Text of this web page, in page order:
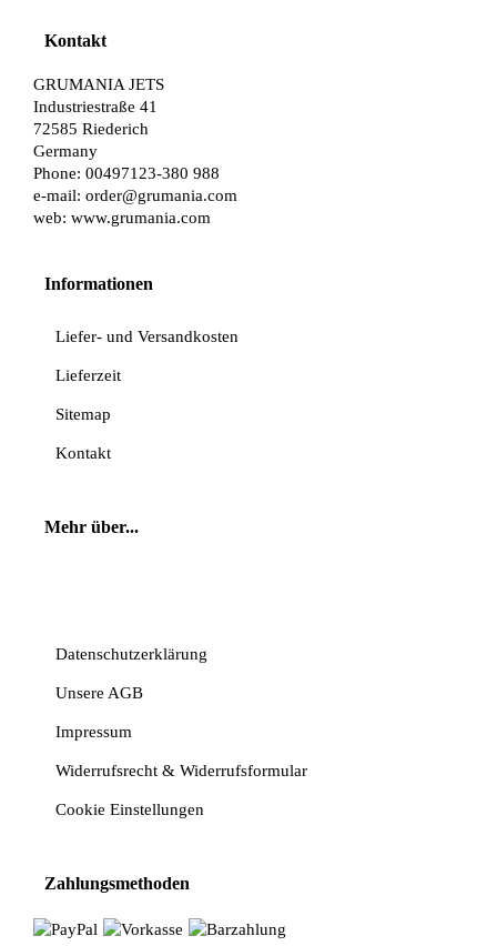
Kontakt
GRUMANIA JETS
Industriestraße 41
72585 Riederich
Germany
Phone: 00497123-380 988
e-mail: order@grumania.com
web: www.grumania.com
Informationen
Liefer- und Versandkosten
Lieferzeit
Sitemap
Kontakt
Mehr über...
Datenschutzerklärung
Unsere AGB
Impressum
Widerrufsrecht & Widerrufsformular
Cookie Einstellungen
Zahlungsmethoden